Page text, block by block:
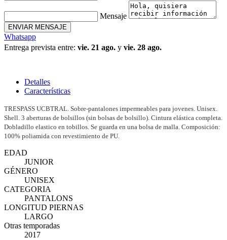
Mensaje
ENVIAR MENSAJE
Whatsapp
Entrega prevista entre: vie. 21 ago. y vie. 28 ago.
Detalles
Características
TRESPASS UCBTRAL. Sobre-pantalones impermeables para jovenes. Unisex.
Shell. 3 aberturas de bolsillos (sin bolsas de bolsillo). Cintura elástica completa.
Dobladillo elastico en tobillos. Se guarda en una bolsa de malla. Composición:
100% poliamida con revestimiento de PU.
EDAD
JUNIOR
GÉNERO
UNISEX
CATEGORIA
PANTALONS
LONGITUD PIERNAS
LARGO
Otras temporadas
2017